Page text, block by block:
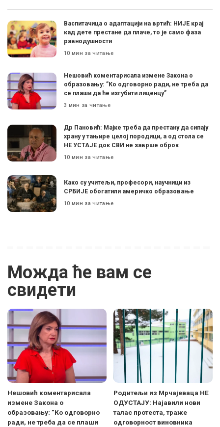
Васпитачица о адаптацији на вртић: НИЈЕ крај
кад дете престане да плаче, то је само фаза
равнодушности
10 мин за читање
Нешовић коментарисала измене Закона о
образовању: ”Ко одговорно ради, не треба да
се плаши да ће изгубити лиценцу”
3 мин за читање
Др Пановић: Мајке треба да престану да сипају
храну у тањире целој породици, а од стола се
НЕ УСТАЈЕ док СВИ не заврше оброк
10 мин за читање
Како су учитељи, професори, научници из
СРБИЈЕ обогатили америчко образовање
10 мин за читање
Можда ће вам се
свидети
Нешовић коментарисала
измене Закона о
образовању: ”Ко одговорно
ради, не треба да се плаши
Родитељи из Мрчајеваца НЕ
ОДУСТАЈУ: Најавили нови
талас протеста, траже
одговорност виновника